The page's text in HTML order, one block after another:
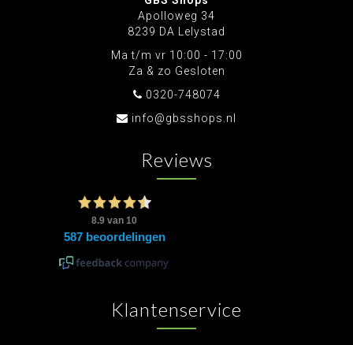
Apolloweg 34
8239 DA Lelystad
Ma t/m vr 10:00 - 17:00
Za & zo Gesloten
0320-748074
info@gbsshops.nl
Reviews
Klantenservice